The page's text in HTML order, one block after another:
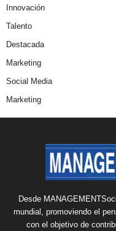
Innovación
Talento
Destacada
Marketing
Social Media
Marketing
Desde
mundial, promoviendo el
con el objetivo de